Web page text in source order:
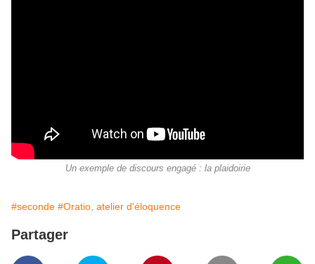
Un exemple de discours engagé : la plaidoirie
#seconde #Oratio, atelier d'éloquence
Partager